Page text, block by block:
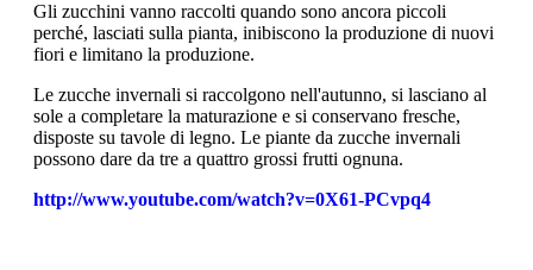
Gli zucchini vanno raccolti quando sono ancora piccoli
perché, lasciati sulla pianta, inibiscono la produzione di nuovi
fiori e limitano la produzione.
Le zucche invernali si raccolgono nell'autunno, si lasciano al
sole a completare la maturazione e si conservano fresche,
disposte su tavole di legno. Le piante da zucche invernali
possono dare da tre a quattro grossi frutti ognuna.
http://www.youtube.com/watch?v=0X61-PCvpq4